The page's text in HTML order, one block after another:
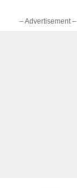
– Advertisement –